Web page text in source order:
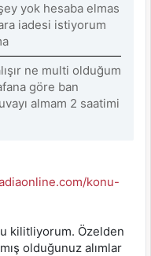
yok hesaba elmas
iadesi istiyorum
ne multi olduğum
göre ban
almam 2 saatimi
konu-
kilitliyorum. Özelden
olduğunuz alımlar